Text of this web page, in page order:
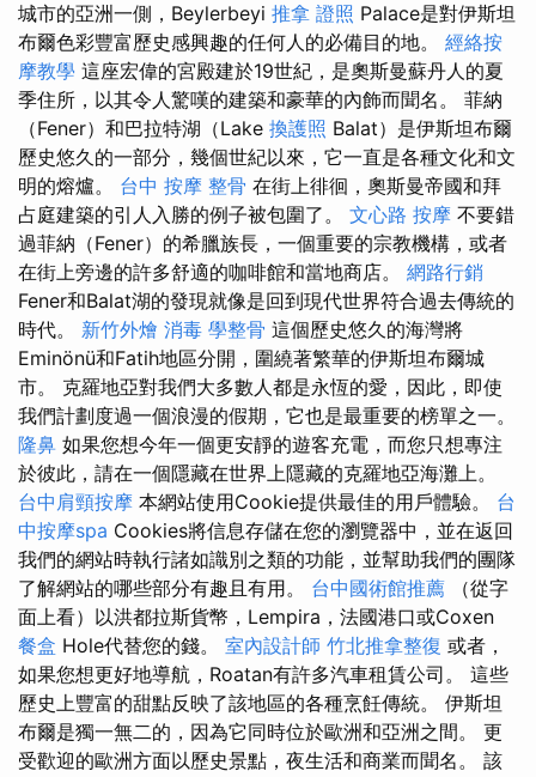
城市的亞洲一側，Beylerbeyi 推拿 證照 Palace是對伊斯坦
布爾色彩豐富歷史感興趣的任何人的必備目的地。 經絡按
摩教學 這座宏偉的宮殿建於19世紀，是奧斯曼蘇丹人的夏
季住所，以其令人驚嘆的建築和豪華的內飾而聞名。 菲納
（Fener）和巴拉特湖（Lake 換護照 Balat）是伊斯坦布爾
歷史悠久的一部分，幾個世紀以來，它一直是各種文化和文
明的熔爐。 台中 按摩 整骨 在街上徘徊，奧斯曼帝國和拜
占庭建築的引人入勝的例子被包圍了。 文心路 按摩 不要錯
過菲納（Fener）的希臘族長，一個重要的宗教機構，或者
在街上旁邊的許多舒適的咖啡館和當地商店。 網路行銷
Fener和Balat湖的發現就像是回到現代世界符合過去傳統的
時代。 新竹外燴 消毒 學整骨 這個歷史悠久的海灣將
Eminönü和Fatih地區分開，圍繞著繁華的伊斯坦布爾城
市。 克羅地亞對我們大多數人都是永恆的愛，因此，即使
我們計劃度過一個浪漫的假期，它也是最重要的榜單之一。
隆鼻 如果您想今年一個更安靜的遊客充電，而您只想專注
於彼此，請在一個隱藏在世界上隱藏的克羅地亞海灘上。
台中肩頸按摩 本網站使用Cookie提供最佳的用戶體驗。 台
中按摩spa Cookies將信息存儲在您的瀏覽器中，並在返回
我們的網站時執行諸如識別之類的功能，並幫助我們的團隊
了解網站的哪些部分有趣且有用。 台中國術館推薦 （從字
面上看）以洪都拉斯貨幣，Lempira，法國港口或Coxen
餐盒 Hole代替您的錢。 室內設計師 竹北推拿整復 或者，
如果您想更好地導航，Roatan有許多汽車租賃公司。 這些
歷史上豐富的甜點反映了該地區的各種烹飪傳統。 伊斯坦
布爾是獨一無二的，因為它同時位於歐洲和亞洲之間。 更
受歡迎的歐洲方面以歷史景點，夜生活和商業而聞名。 該